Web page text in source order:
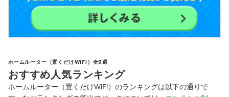
ホームルーター（置くだけWiFi）全9選
おすすめ人気ランキング
ホームルーター（置くだけWiFi）のランキングは以下の通りで